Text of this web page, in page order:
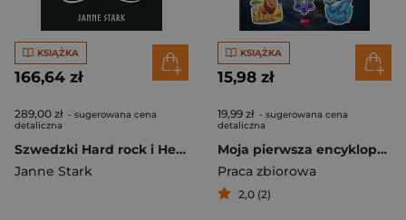
KSIĄŻKA
166,64 zł
289,00 zł - sugerowana cena
detaliczna
Szwedzki Hard rock i Heavy metal. Encyklopedia A-F
Janne Stark
KSIĄŻKA
15,98 zł
19,99 zł - sugerowana cena
detaliczna
Moja pierwsza encyklopedia
Praca zbiorowa
2,0 (2)